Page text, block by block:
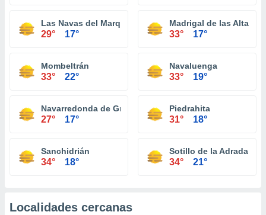
Las Navas del Marqués
29° 17°
Madrigal de las Altas
33° 17°
Mombeltrán
33° 22°
Navaluenga
33° 19°
Navarredonda de Gredos
27° 17°
Piedrahita
31° 18°
Sanchidrián
34° 18°
Sotillo de la Adrada
34° 21°
Localidades cercanas